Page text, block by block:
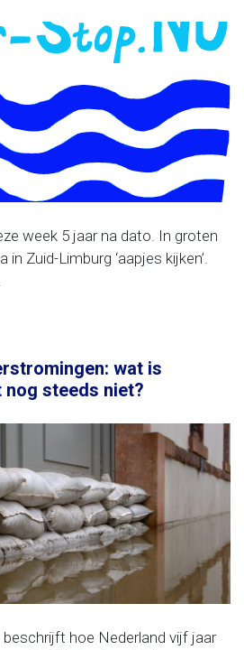
week 5 jaar na dato. In groten
Zuid-Limburg ‘aapjes kijken’.
wat is
nog steeds niet?
hoe Nederland vijf jaar